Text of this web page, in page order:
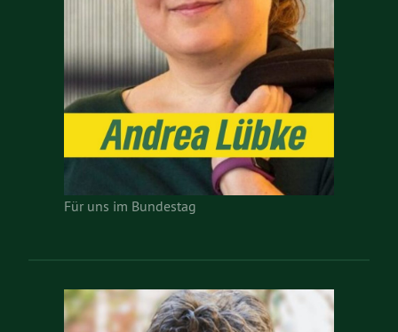
Für uns im Bundestag